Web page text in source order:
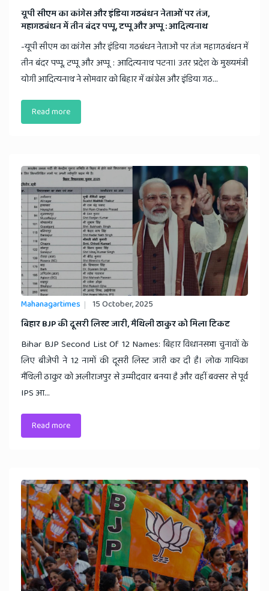
यूपी सीएम का कांगेस और इंडिया गठबंधन नेताओं पर तंज, ​
महागठबंधन में तीन बंदर पप्पू, टप्पू और अप्पू : आदित्यनाथ
-यूपी सीएम का कांगेस और इंडिया गठबंधन नेताओं पर तंज महागठबंधन में
तीन बंदर पप्पू, टप्पू और अप्पू : आदित्यनाथ पटना। उतर प्रदेश के मुख्यमंत्री
योगी आदित्यनाथ ने सोमवार को बिहार में कांग्रेस और इंडिया गठ...
Read more
Mahanagartimes 15 October, 2025
​बिहार BJP की दूसरी लिस्ट जारी, मैथिली ठाकुर को मिला टिकट
Bihar BJP Second List Of 12 Names: बिहार विधानसभा चुनावों के
लिए बीजेपी ने 12 नामों की दूसरी लिस्ट जारी कर दी है। लोक गायिका
मैथिली ठाकुर को अलीराजपुर से उम्मीदवार बनया है और वहीं बक्सर से पूर्व
IPS आ...
Read more